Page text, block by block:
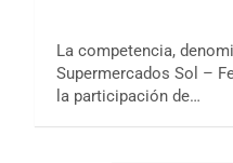
La competencia,
Supermercados Sol –
la participación de…